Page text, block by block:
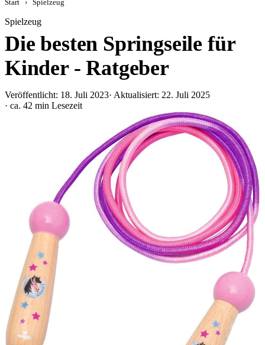
Start › Spielzeug
Spielzeug
Die besten Springseile für
Kinder - Ratgeber
Veröffentlicht: 18. Juli 2023· Aktualisiert: 22. Juli 2025
· ca. 42 min Lesezeit